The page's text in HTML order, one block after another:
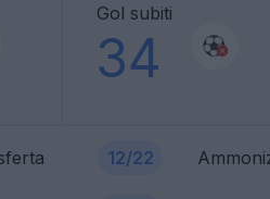
Gol subiti
34
12/22